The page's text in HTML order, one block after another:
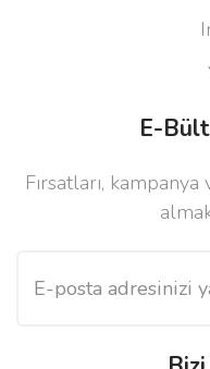
E-
Fırsatları,